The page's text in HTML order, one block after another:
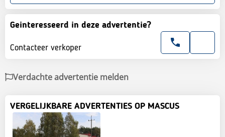
Geinteresseerd in deze advertentie?
Contacteer verkoper
Verdachte advertentie melden
VERGELIJKBARE ADVERTENTIES OP MASCUS